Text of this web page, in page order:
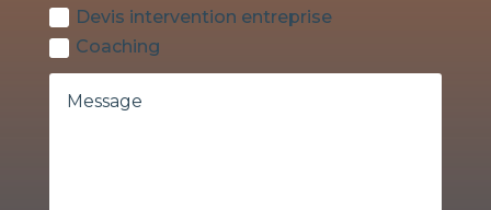
Devis intervention entreprise
Coaching